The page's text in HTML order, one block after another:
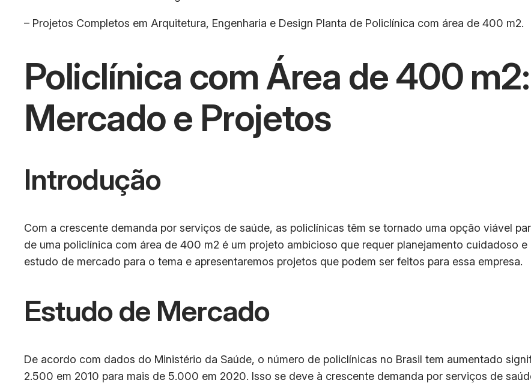
– Projetos Completos em Arquitetura, Engenharia e Design Planta de Policlínica com área de 400 m2.
Policlínica com Área de 400
Mercado e Projetos
Introdução
Com a crescente demanda por serviços de saúde, as policlínicas têm se tornado uma opção viável
de uma policlínica com área de 400 m2 é um projeto ambicioso que requer planejamento cuidadoso
estudo de mercado para o tema e apresentaremos projetos que podem ser feitos para essa empresa.
Estudo de Mercado
De acordo com dados do Ministério da Saúde, o número de policlínicas no Brasil tem aumentado
2.500 em 2010 para mais de 5.000 em 2020. Isso se deve à crescente demanda por serviços de